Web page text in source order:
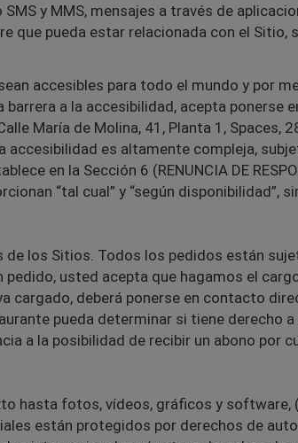
y MMS, mensajes a través de
que pueda estar relacionada con el
accesibles para todo el mundo y por
barrera a la accesibilidad, acepta
María de Molina, 41, Planta 1, Spaces,
es altamente compleja,
en la Sección 6 (RENUNCIA DE
“tal cual” y “según disponibilidad”,
los Sitios. Todos los pedidos están
pedido, usted acepta que hagamos el
cargado, deberá ponerse en contacto
pueda determinar si tiene derecho
a la posibilidad de recibir un abono por
hasta fotos, vídeos, gráficos y software,
están protegidos por derechos de